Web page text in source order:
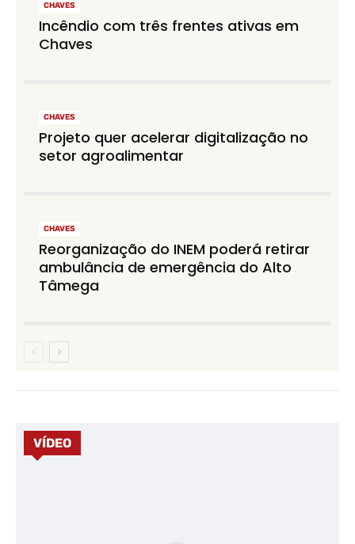
CHAVES
Incêndio com três frentes ativas em
Chaves
CHAVES
Projeto quer acelerar digitalização no
setor agroalimentar
CHAVES
Reorganização do INEM poderá retirar
ambulância de emergência do Alto
Tâmega
VÍDEO